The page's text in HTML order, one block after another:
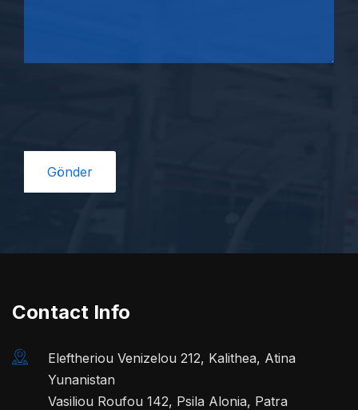
Contact Info
Eleftheriou Venizelou 212, Kalithea, Atina
Yunanistan
Vasiliou Roufou 142, Psila Alonia, Patra